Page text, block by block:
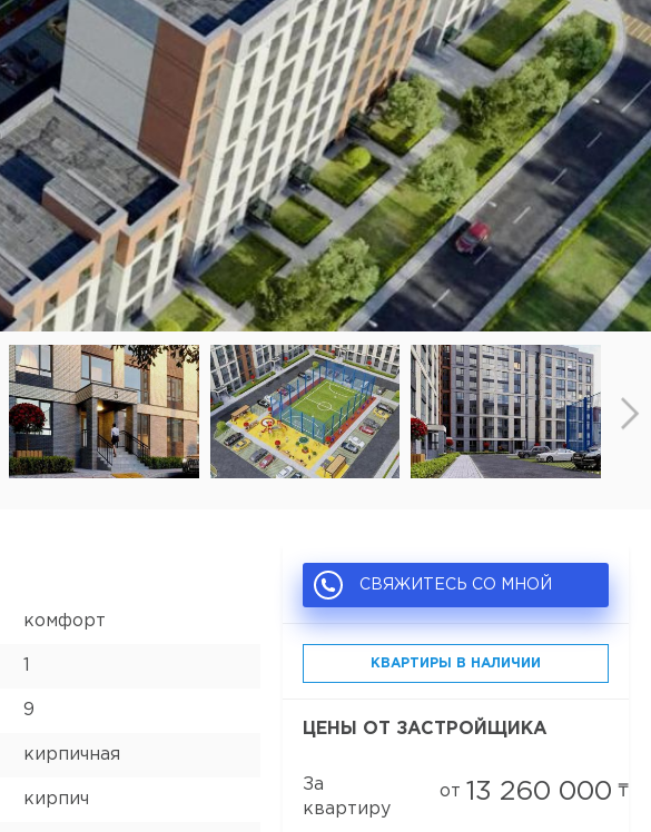
комфорт
9
кирпичная
кирпич
СВЯЖИТЕСЬ СО МНОЙ
КВАРТИРЫ В НАЛИЧИИ
ЦЕНЫ ОТ ЗАСТРОЙЩИКА
За
квартиру
от 13 260 000 ₸